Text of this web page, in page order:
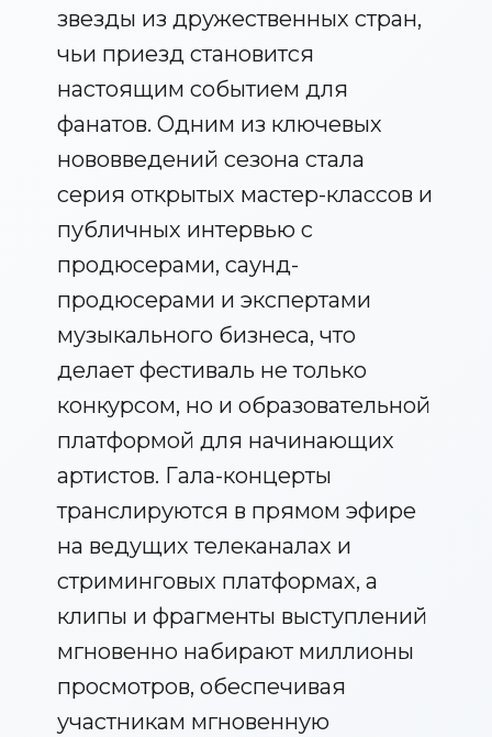
звезды из дружественных стран,
чьи приезд становится
настоящим событием для
фанатов. Одним из ключевых
нововведений сезона стала
серия открытых мастер-классов и
публичных интервью с
продюсерами, саунд-
продюсерами и экспертами
музыкального бизнеса, что
делает фестиваль не только
конкурсом, но и образовательной
платформой для начинающих
артистов. Гала-концерты
транслируются в прямом эфире
на ведущих телеканалах и
стриминговых платформах, а
клипы и фрагменты выступлений
мгновенно набирают миллионы
просмотров, обеспечивая
участникам мгновенную